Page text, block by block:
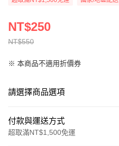
NT$550
NT$250
※ 本商品不適用折價券
請選擇商品選項
付款與運送方式
超取滿NT$1,500免運